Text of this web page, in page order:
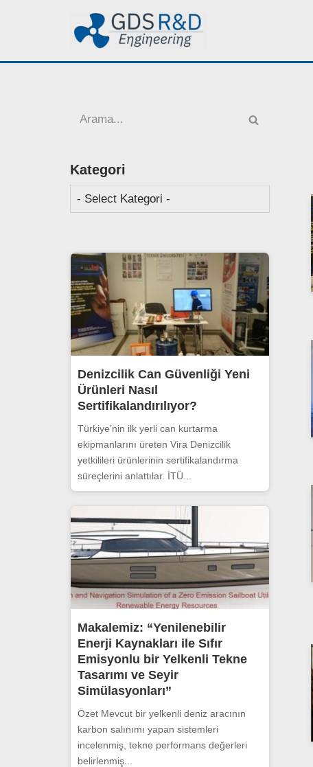
Kategori
Denizcilik Can Güvenliği Yeni
Ürünleri Nasıl
Sertifikalandırılıyor?
Türkiye’nin ilk yerli can kurtarma
ekipmanlarını üreten Vira Denizcilik
yetkilileri ürünlerinin sertifikalandırma
süreçlerini anlattılar. İTÜ...
Makalemiz: “Yenilenebilir
Enerji Kaynakları ile Sıfır
Emisyonlu bir Yelkenli Tekne
Tasarımı ve Seyir
Simülasyonları”
Özet Mevcut bir yelkenli deniz aracının
karbon salınımı yapan sistemleri
incelenmiş, tekne performans değerleri
belirlenmiş...